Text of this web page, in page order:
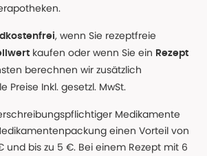
, wenn Sie rezeptfreie
kaufen oder wenn Sie ein Rezept
berechnen wir zusätzlich
Preise Inkl. gesetzl. MwSt.
Medikamente
einen Vorteil von
und bis zu 5 €. Bei einem Rezept mit 6